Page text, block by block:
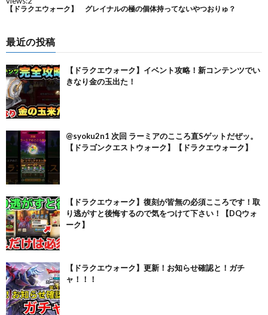
最近の投稿
【ドラクエウォーク】イベント攻略！新コンテンツでい
きなり金の玉出た！
@syoku2n1 次回 ラーミアのこころ直Sゲットだぜッ。
【ドラゴンクエストウォーク】【ドラクエウォーク】
【ドラクエウォーク】復刻が皆無の必須こころです！取
り逃がすと後悔するので気をつけて下さい！【DQウォ
ーク】
【ドラクエウォーク】更新！お知らせ確認と！ガチ
ャ！！！